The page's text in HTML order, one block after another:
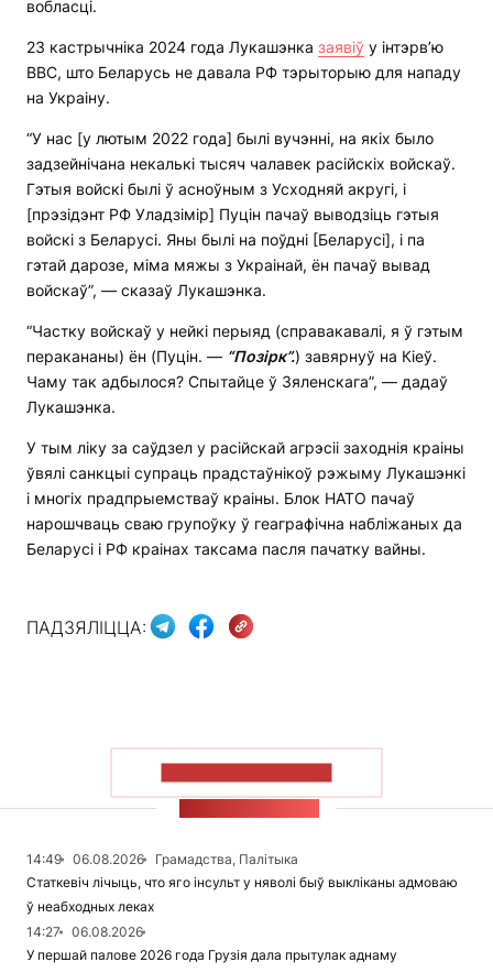
вобласці.
23 кастрычніка 2024 года Лукашэнка заявіў у інтэрв’ю
BBC, што Беларусь не давала РФ тэрыторыю для нападу
на Украіну.
“У нас [у лютым 2022 года] былі вучэнні, на якіх было
задзейнічана некалькі тысяч чалавек расійскіх войскаў.
Гэтыя войскі былі ў асноўным з Усходняй акругі, і
[прэзідэнт РФ Уладзімір] Пуцін пачаў выводзіць гэтыя
войскі з Беларусі. Яны былі на поўдні [Беларусі], і па
гэтай дарозе, міма мяжы з Украінай, ён пачаў вывад
войскаў”, — сказаў Лукашэнка.
“Частку войскаў у нейкі перыяд (справакавалі, я ў гэтым
перакананы) ён (Пуцін. — “Позірк”.) завярнуў на Кіеў.
Чаму так адбылося? Спытайце ў Зяленскага”, — дадаў
Лукашэнка.
У тым ліку за саўдзел у расійскай агрэсіі заходнія краіны
ўвялі санкцыі супраць прадстаўнікоў рэжыму Лукашэнкі
і многіх прадпрыемстваў краіны. Блок НАТО пачаў
нарошчваць сваю групоўку ў геаграфічна набліжаных да
Беларусі і РФ краінах таксама пасля пачатку вайны.
ПАДЗЯЛІЦЦА:
14:49 06.08.2026
Грамадства, Палітыка
Статкевіч лічыць, что яго інсульт у няволі быў выкліканы адмоваю
ў неабходных леках
14:27
06.08.2026
У першай палове 2026 года Грузія дала прытулак аднаму